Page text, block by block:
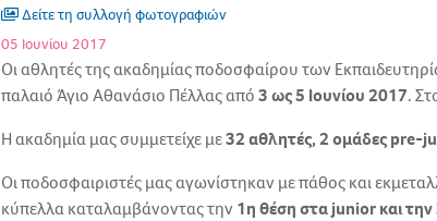
Δείτε τη συλλογή φωτογραφιών
05 Ιουνίου 2017
Οι αθλητές της ακαδημίας ποδοσφαίρου των
παλαιό Άγιο Αθανάσιο Πέλλας από3 ως 5 Ιουνίου 2017.
Η ακαδημία μας συμμετείχε με32 αθλητές, 2 ομάδες pre-
Οι ποδοσφαιριστές μας αγωνίστηκαν με πάθος και
κύπελλα καταλαμβάνοντας την1η θέση στα junior και